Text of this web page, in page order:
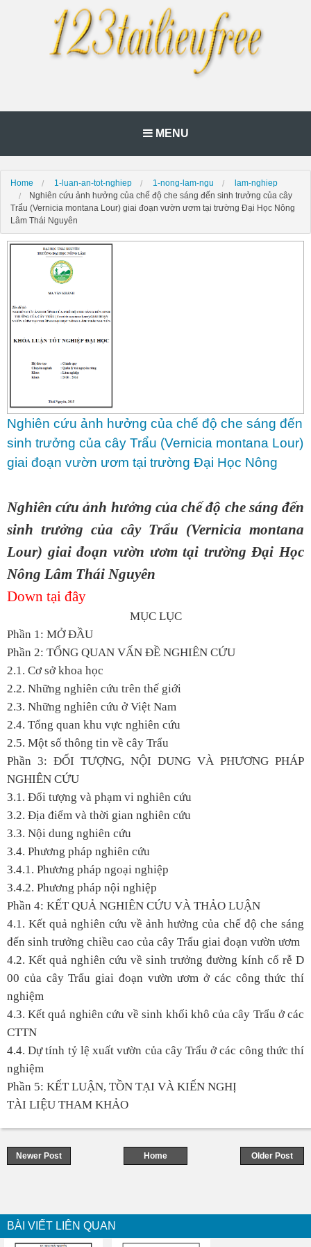
MENU
Home 1-luan-an-tot-nghiep 1-nong-lam-ngu
lam-nghiep
Nghiên cứu ảnh hưởng của chế độ che sáng đến sinh trưởng của cây
Trẩu (Vernicia montana Lour) giai đoạn vườn ươm tại trường Đại Học Nông
Lâm Thái Nguyên
Nghiên cứu ảnh hưởng của chế độ che sáng đến
sinh trưởng của cây Trẩu (Vernicia montana Lour)
giai đoạn vườn ươm tại trường Đại Học Nông
Nghiên cứu ảnh hưởng của chế độ che sáng đến
sinh trưởng của cây Trẩu (Vernicia montana
Lour) giai đoạn vườn ươm tại trường Đại Học
Nông Lâm Thái Nguyên
Down tại đây
MỤC LỤC
Phần 1: MỞ ĐẦU
Phần 2: TỔNG QUAN VẤN ĐỀ NGHIÊN CỨU
2.1. Cơ sở khoa học
2.2. Những nghiên cứu trên thế giới
2.3. Những nghiên cứu ở Việt Nam
2.4. Tổng quan khu vực nghiên cứu
2.5. Một số thông tin về cây Trẩu
Phần 3: ĐỐI TƯỢNG, NỘI DUNG VÀ PHƯƠNG PHÁP
NGHIÊN CỨU
3.1. Đối tượng và phạm vi nghiên cứu
3.2. Địa điểm và thời gian nghiên cứu
3.3. Nội dung nghiên cứu
3.4. Phương pháp nghiên cứu
3.4.1. Phương pháp ngoại nghiệp
3.4.2. Phương pháp nội nghiệp
Phần 4: KẾT QUẢ NGHIÊN CỨU VÀ THẢO LUẬN
4.1. Kết quả nghiên cứu về ảnh hưởng của chế độ che sáng
đến sinh trưởng chiều cao của cây Trẩu giai đoạn vườn ươm
4.2. Kết quả nghiên cứu về sinh trưởng đường kính cổ rễ D
00 của cây Trẩu giai đoạn vườn ươm ở các công thức thí
nghiệm
4.3. Kết quả nghiên cứu về sinh khối khô của cây Trẩu ở các
CTTN
4.4. Dự tính tỷ lệ xuất vườn của cây Trẩu ở các công thức thí
nghiệm
Phần 5: KẾT LUẬN, TỒN TẠI VÀ KIẾN NGHỊ
TÀI LIỆU THAM KHẢO
Newer Post Older Post
Home
BÀI VIẾT LIÊN QUAN